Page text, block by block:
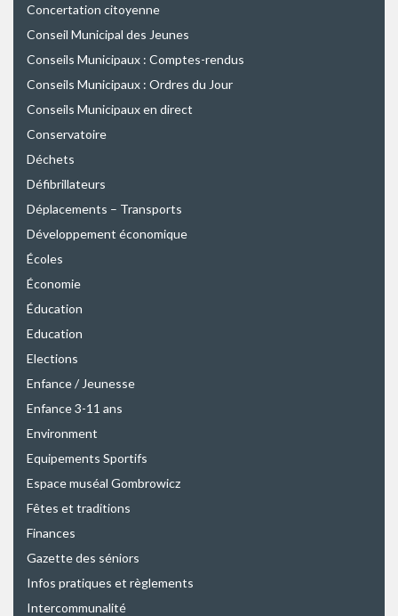
Concertation citoyenne
Conseil Municipal des Jeunes
Conseils Municipaux : Comptes-rendus
Conseils Municipaux : Ordres du Jour
Conseils Municipaux en direct
Conservatoire
Déchets
Défibrillateurs
Déplacements – Transports
Développement économique
Écoles
Économie
Éducation
Education
Elections
Enfance / Jeunesse
Enfance 3-11 ans
Environment
Equipements Sportifs
Espace muséal Gombrowicz
Fêtes et traditions
Finances
Gazette des séniors
Infos pratiques et règlements
Intercommunalité